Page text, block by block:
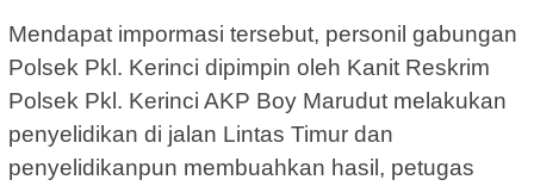
Mendapat impormasi tersebut, personil gabungan
Polsek Pkl. Kerinci dipimpin oleh Kanit Reskrim
Polsek Pkl. Kerinci AKP Boy Marudut melakukan
penyelidikan di jalan Lintas Timur dan
penyelidikanpun membuahkan hasil, petugas